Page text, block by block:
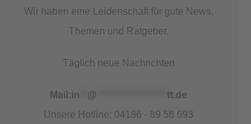
Wir haben eine Leidenschaft für gute News,
Themen und Ratgeber.
Täglich neue Nachrichten
Mail:in @ *******************tt.de
Unsere Hotline: 04186 - 89 58 693